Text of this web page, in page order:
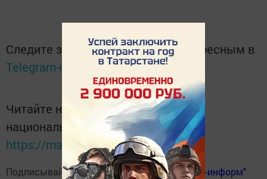
Следите за самым важным и интересным в
Telegram-канале
Татмедиа
Читайте новости Татарстана в
национальном мессенджере MАХ:
https://max.ru/tatmedia
Подписывайтесь нателеграм-канал "Бавлы-информ"